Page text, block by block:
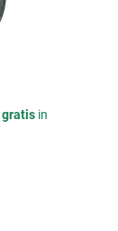
gratis in